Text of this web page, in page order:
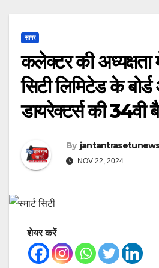
सागर
कलेक्टर की अध्यक्षता
सिटी लिमिटेड के
डायरेक्टर्स की 34वी
By
NOV 22, 2024
शेयर करें